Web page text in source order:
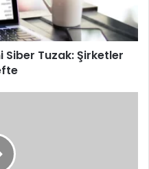
Siber Tuzak: Şirketler